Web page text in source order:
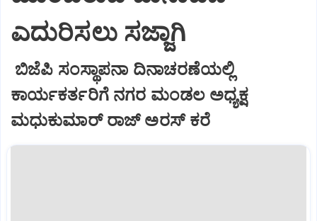
ಎದುರಿಸಲು ಸಜ್ಜಾಗಿ
ಬಿಜೆಪಿ ಸಂಸ್ಥಾಪನಾ ದಿನಾಚರಣೆಯಲ್ಲಿ
ಕಾರ್ಯಕರ್ತರಿಗೆ ನಗರ ಮಂಡಲ ಅಧ್ಯಕ್ಷ
ಮಧುಕುಮಾರ್‌ ರಾಜ್‌ ಅರಸ್‌ ಕರೆ